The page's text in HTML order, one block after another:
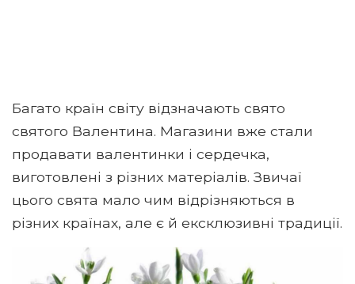
Багато країн світу відзначають свято
святого Валентина. Магазини вже стали
продавати валентинки і сердечка,
виготовлені з різних матеріалів. Звичаї
цього свята мало чим відрізняються в
різних країнах, але є й ексклюзивні традиції.